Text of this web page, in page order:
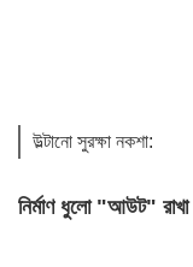
উল্টানো সুরক্ষা নকশা:
নির্মাণ ধুলো "আউট" রাখা